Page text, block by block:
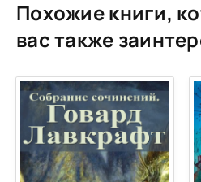
17
20
Похожие книги,
вас также